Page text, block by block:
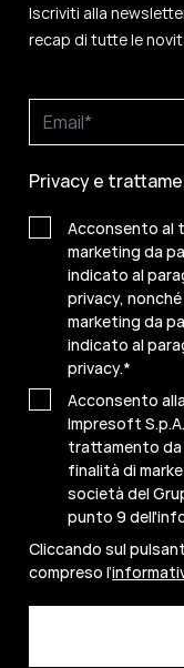
Iscriviti alla
recap di tutte le
Privacy e
Acconsento al
marketing da
indicato al
privacy,
marketing da
indicato al
privacy.*
Acconsento
Impresoft
trattamento da
finalità di
società del
punto 9
Cliccando sul
compreso l’